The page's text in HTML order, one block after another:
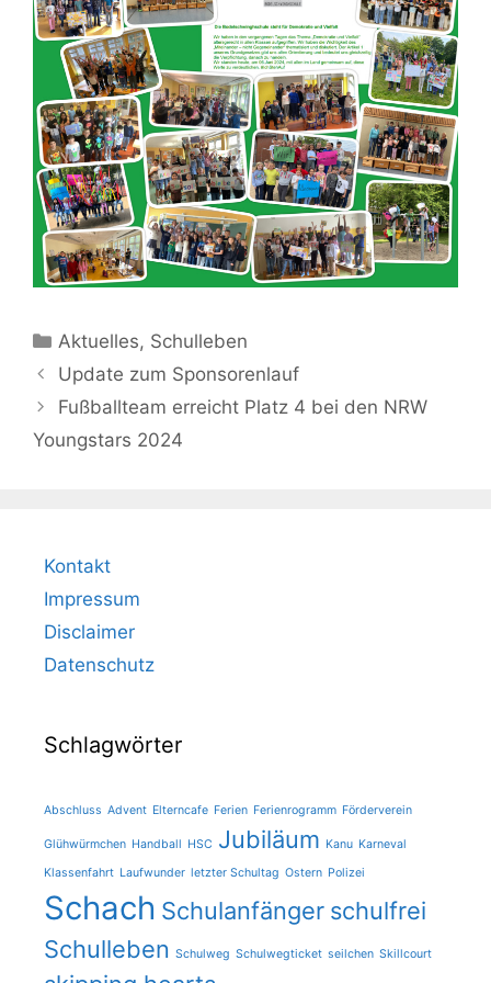
Kategorien
Aktuelles, Schulleben
Update zum Sponsorenlauf
Fußballteam erreicht Platz 4 bei den NRW
Youngstars 2024
Kontakt
Impressum
Disclaimer
Datenschutz
Schlagwörter
Abschluss Advent Elterncafe Ferien Ferienrogramm Förderverein
Glühwürmchen Handball HSC Jubiläum Kanu Karneval
Klassenfahrt Laufwunder letzter Schultag Ostern Polizei
Schach Schulanfänger schulfrei
Schulleben Schulweg Schulwegticket seilchen Skillcourt